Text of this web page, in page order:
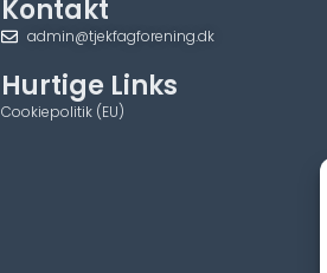
Kontakt
admin@tjekfagforening.dk
Hurtige Links
Cookiepolitik (EU)